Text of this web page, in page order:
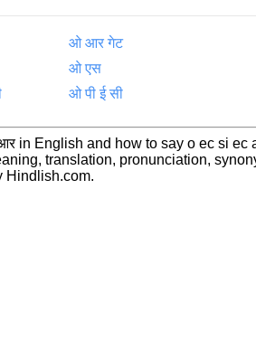
ओ आर गेट
ओ एस
ओ पी ई सी
in English and how to say o ec si ec
translation, pronunciation,
Hindlish.com.